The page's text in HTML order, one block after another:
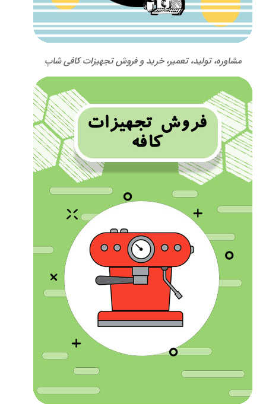
مشاوره، تولید، تعمیر، خرید و فروش تجهیزات کافی شاپ